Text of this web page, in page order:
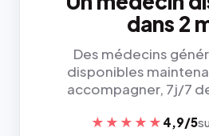
dans 2
Des médecins
disponibles
accompagner, 7j/7
★★★★★ 4,9/5